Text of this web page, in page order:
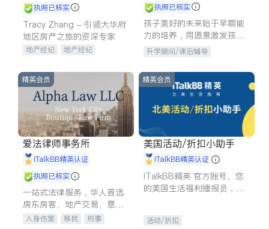
执照已核实
Tracy Zhang - 引领大华府
地区房产之旅的资深专家
地产经纪
地产经纪
商铺租售
执照已核实
孩子美好的未来始于早期能
力的培养，用愿景激发孩子
的学习潜力和动力。理念：
拥有成长型心态是成功的基
石。
升学顾问/课后辅导
精英会员
爱法律师事务所
iTalkBB精英认证
执照已核实
一站式法律服务，华人首选.
房东房客、地产交易、意外
伤害、车祸重伤、商业诉
人身伤害 移民
刑事
精英会员
美国活动/折扣小助手
iTalkBB精英认证
iTalkBB精英 官方账号。您
的美国生活福利播报员，精
专属福利。
活动/折扣